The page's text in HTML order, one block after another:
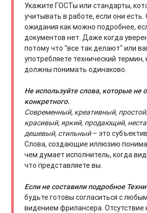
Укажите ГОСТы или стандарты,
учитывать в работе, если они
ожидания как можно подробнее,
документов нет. Даже когда
потому что "все так делают" или
употребляете технический термин,
должны понимать одинаково.
Не используйте слова, которые не
конкретного.
Современный, креативный,
красивый, яркий, продающий,
дешевый, стильный– это
Слова, создающие иллюзию
чем думает исполнитель, когда
что представляете вы.
Если не составили подробное
будьте готовы согласиться с
видением фрилансера. Отсутствие